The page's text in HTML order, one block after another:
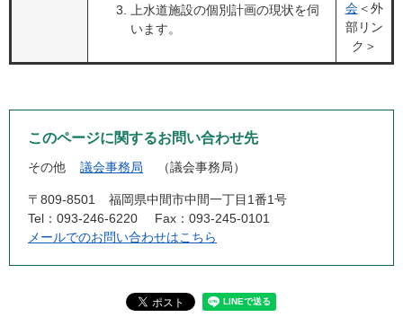
上水道施設の個別計画の現状を伺
います。
会＜外
部リン
ク＞
このページに関するお問い合わせ先
その他 議会事務局 議会事務局
〒809-8501
福岡県中間市中間一丁目1番1号
Tel：093-246-6220
Fax：093-245-0101
メールでのお問い合わせはこちら